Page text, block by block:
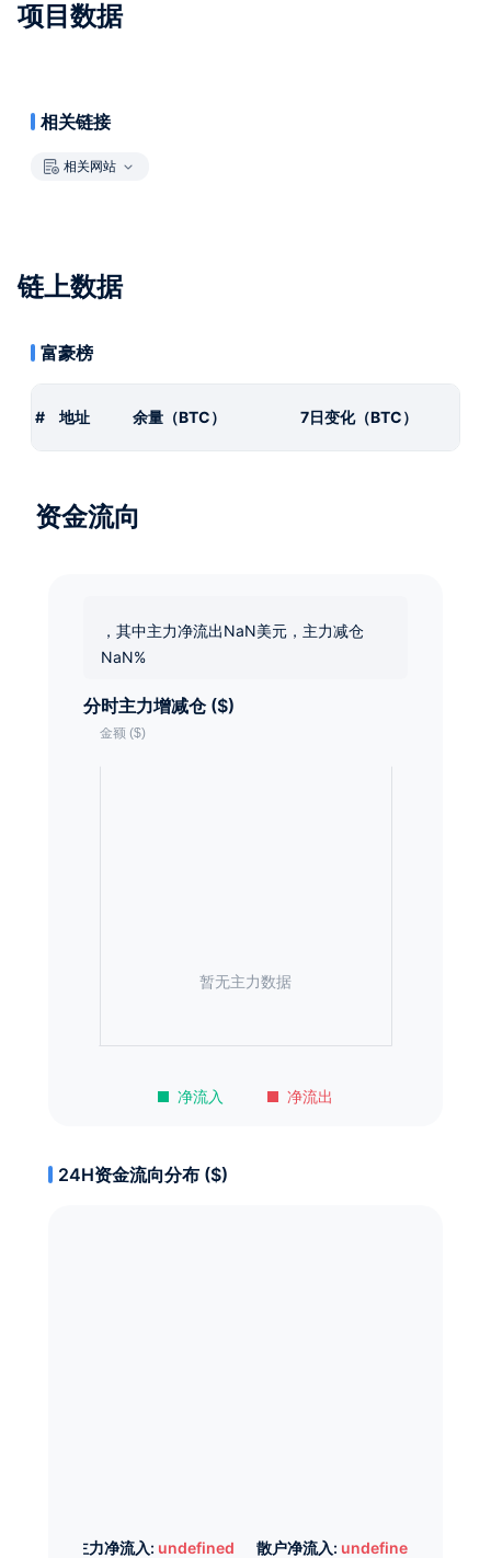
项目数据
相关链接
相关网站
链上数据
富豪榜
# 地址 余量（BTC） 7日变化（BTC）
资金流向
，其中主力净流出NaN美元，主力减仓
NaN%
分时主力增减仓 ($)
净流入 净流出
暂无主力数据
24H资金流向分布 ($)
主力净流入: undefined 散户净流入: undefined